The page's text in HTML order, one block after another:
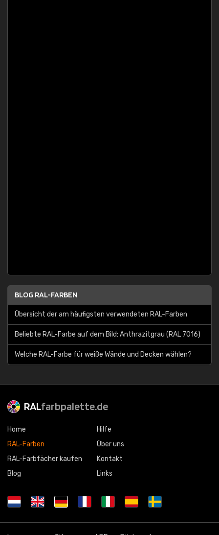
BLOG RAL-FARBEN
Übersicht der am häufigsten verwendeten RAL-Farben
Beliebte RAL-Farbe auf dem Bild: Anthrazitgrau (RAL 7016)
Welche RAL-Farbe für weiße Wände und Decken wählen?
RALfarbpalette.de
Home
RAL-Farben
RAL-Farbfächer kaufen
Blog
Hilfe
Über uns
Kontakt
Links